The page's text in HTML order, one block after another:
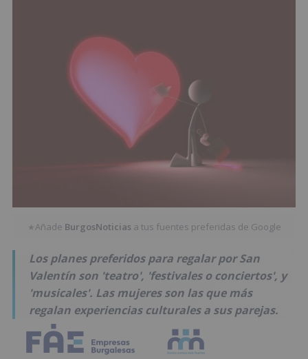
★Añade BurgosNoticias a tus fuentes preferidas de Google
Los planes preferidos para regalar por San
Valentín son 'teatro', 'festivales o conciertos', y
'musicales'. Las mujeres son las que más
regalan experiencias culturales a sus parejas.